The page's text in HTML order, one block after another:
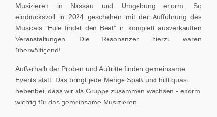
Musizieren in Nassau und Umgebung enorm. So
eindrucksvoll in 2024 geschehen mit der Aufführung des
Musicals "Eule findet den Beat" in komplett ausverkauften
Veranstaltungen. Die Resonanzen hierzu waren
überwältigend!
Außerhalb der Proben und Auftritte finden gemeinsame
Events statt. Das bringt jede Menge Spaß und hilft quasi
nebenbei, dass wir als Gruppe zusammen wachsen - enorm
wichtig für das gemeinsame Musizieren.